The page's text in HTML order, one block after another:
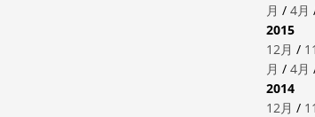
月 / 4月
2015
12月 /
月 / 4月
2014
12月 /